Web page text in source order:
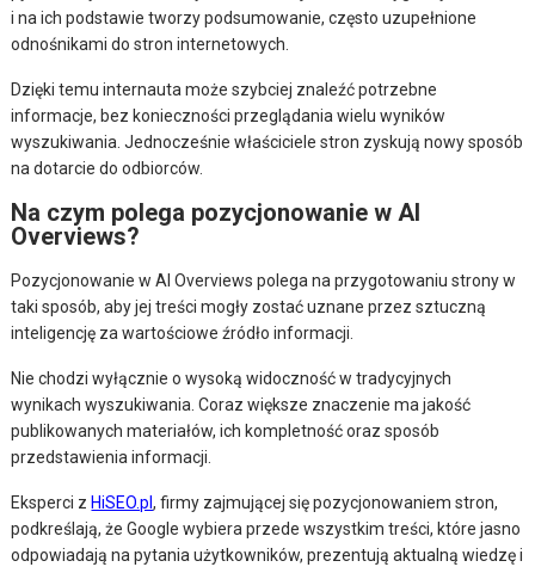
i na ich podstawie tworzy podsumowanie, często uzupełnione
odnośnikami do stron internetowych.
Dzięki temu internauta może szybciej znaleźć potrzebne
informacje, bez konieczności przeglądania wielu wyników
wyszukiwania. Jednocześnie właściciele stron zyskują nowy sposób
na dotarcie do odbiorców.
Na czym polega pozycjonowanie w AI
Overviews?
Pozycjonowanie w AI Overviews polega na przygotowaniu strony w
taki sposób, aby jej treści mogły zostać uznane przez sztuczną
inteligencję za wartościowe źródło informacji.
Nie chodzi wyłącznie o wysoką widoczność w tradycyjnych
wynikach wyszukiwania. Coraz większe znaczenie ma jakość
publikowanych materiałów, ich kompletność oraz sposób
przedstawienia informacji.
Eksperci z HiSEO.pl, firmy zajmującej się pozycjonowaniem stron,
podkreślają, że Google wybiera przede wszystkim treści, które jasno
odpowiadają na pytania użytkowników, prezentują aktualną wiedzę i